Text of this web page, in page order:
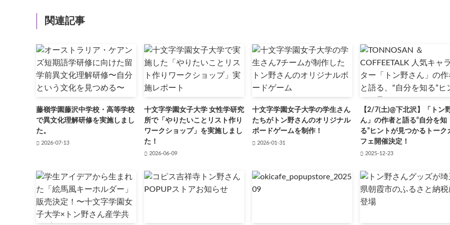
関連記事
藤嶺学園藤沢中学校・高等学校
で異文化理解研修を実施しまし
た。
2026-07-13
十文字学園女子大学 女性学研究
所で「やりたいことリスト作り
ワークショップ」を実施しまし
た！
2026-06-09
十文字学園女子大学の学生さん
たちがトン野さんのオリジナル
ボードゲームを制作！
2026-01-31
【2/7(土)@下北沢】「トン
ん」の作者と語る“自分を知
る”ヒントが見つかるトーク
フェ開催決定！
2025-12-23